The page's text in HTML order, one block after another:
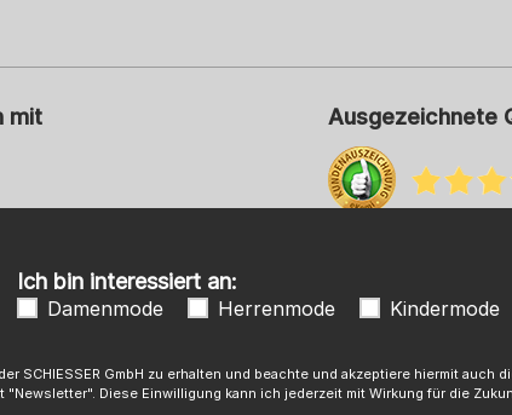
mit Ausgezeichnete
Mehr Informationen
Datenschutz
Barrierefreiheit
18 |78315 Radolfzell Deutschland
Ich bin interessiert an:
Damenmode Herrenmode Kindermode
GmbH zu erhalten und beachte und akzeptiere hiermit auch
Diese Einwilligung kann ich jederzeit mit Wirkung für die